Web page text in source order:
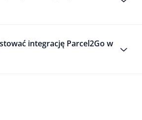
integrację Parcel2Go w